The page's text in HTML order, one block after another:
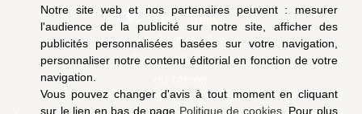
Notre site web et nos partenaires peuvent : mesurer
l'audience de la publicité sur notre site, afficher des
publicités personnalisées basées sur votre navigation,
personnaliser notre contenu éditorial en fonction de votre
navigation.
Vous pouvez changer d'avis à tout moment en cliquant
sur le lien en bas de page Politique de cookies. Pour plus